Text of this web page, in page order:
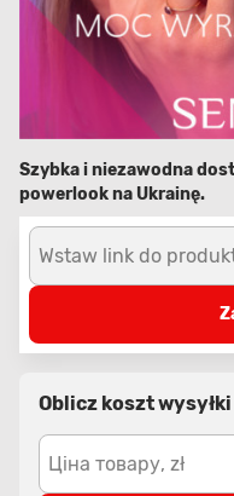
Szybka i niezawodna
powerlook na Ukrainę.
Wstaw link do
Oblicz koszt
Ціна товару, zł